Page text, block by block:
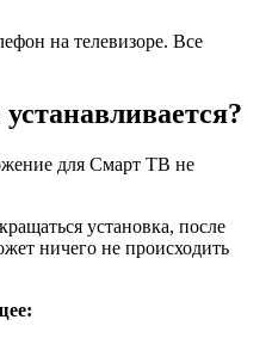
на телевизоре. Все
для Смарт ТВ не
установка, после
ничего не происходить